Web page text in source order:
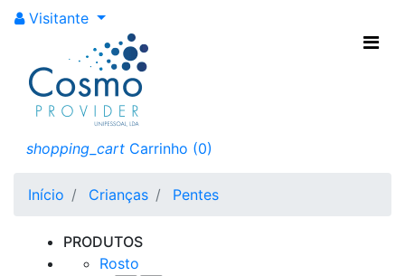
Visitante
shopping_cart Carrinho (0)
Início Crianças Pentes
Veja todos os
nossos pentes para
PRODUTOS
Rosto